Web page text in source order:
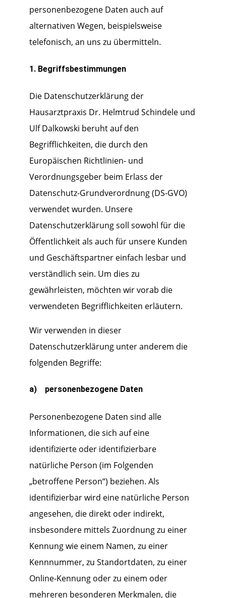
personenbezogene Daten auch auf
alternativen Wegen, beispielsweise
telefonisch, an uns zu übermitteln.
1. Begriffsbestimmungen
Die Datenschutzerklärung der
Hausarztpraxis Dr. Helmtrud Schindele und
Ulf Dalkowski beruht auf den
Begrifflichkeiten, die durch den
Europäischen Richtlinien- und
Verordnungsgeber beim Erlass der
Datenschutz-Grundverordnung (DS-GVO)
verwendet wurden. Unsere
Datenschutzerklärung soll sowohl für die
Öffentlichkeit als auch für unsere Kunden
und Geschäftspartner einfach lesbar und
verständlich sein. Um dies zu
gewährleisten, möchten wir vorab die
verwendeten Begrifflichkeiten erläutern.
Wir verwenden in dieser
Datenschutzerklärung unter anderem die
folgenden Begriffe:
a) personenbezogene Daten
Personenbezogene Daten sind alle
Informationen, die sich auf eine
identifizierte oder identifizierbare
natürliche Person (im Folgenden
„betroffene Person“) beziehen. Als
identifizierbar wird eine natürliche Person
angesehen, die direkt oder indirekt,
insbesondere mittels Zuordnung zu einer
Kennung wie einem Namen, zu einer
Kennnummer, zu Standortdaten, zu einer
Online-Kennung oder zu einem oder
mehreren besonderen Merkmalen, die